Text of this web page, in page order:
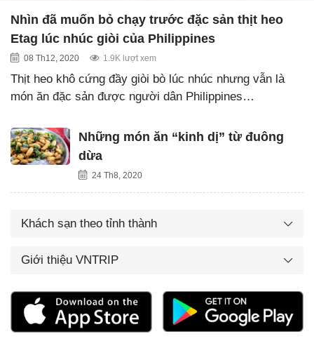
Nhìn đã muốn bỏ chạy trước đặc sản thịt heo
Etag lúc nhúc giòi của Philippines
08 Th12, 2020 1.9K lượt xem
Thịt heo khô cứng đầy giòi bò lúc nhúc nhưng vẫn là
món ăn đặc sản được người dân Philippines…
Những món ăn “kinh dị” từ đuông
dừa
24 Th8, 2020
Khách sạn theo tỉnh thành
Giới thiệu VNTRIP